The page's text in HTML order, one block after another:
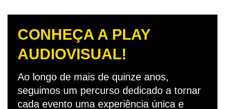
CONHEÇA A PLAY
AUDIOVISUAL!
Ao longo de mais de quinze anos,
seguimos um percurso dedicado a tornar
cada evento uma experiência única e